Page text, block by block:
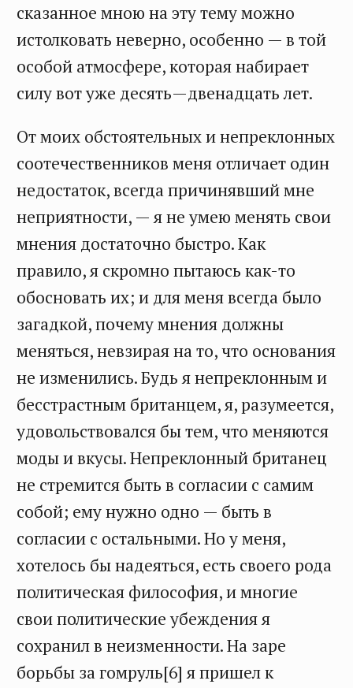
сказанное мною на эту тему можно
истолковать неверно, особенно — в той
особой атмосфере, которая набирает
силу вот уже десять—двенадцать лет.
От моих обстоятельных и непреклонных
соотечественников меня отличает один
недостаток, всегда причинявший мне
неприятности, — я не умею менять свои
мнения достаточно быстро. Как
правило, я скромно пытаюсь как-то
обосновать их; и для меня всегда было
загадкой, почему мнения должны
меняться, невзирая на то, что основания
не изменились. Будь я непреклонным и
бесстрастным британцем, я, разумеется,
удовольствовался бы тем, что меняются
моды и вкусы. Непреклонный британец
не стремится быть в согласии с самим
собой; ему нужно одно — быть в
согласии с остальными. Но у меня,
хотелось бы надеяться, есть своего рода
политическая философия, и многие
свои политические убеждения я
сохранил в неизменности. На заре
борьбы за гомруль[6] я пришел к